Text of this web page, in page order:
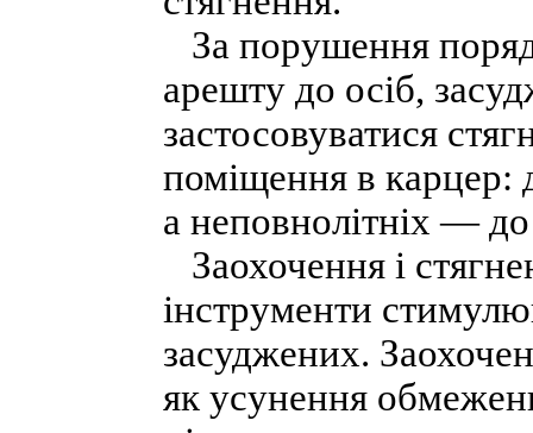
За порушення
арешту до осіб,
застосовуватися
поміщення в карцер:
а неповнолітніх —
Заохочення і
інструменти
засуджених.
як усунення